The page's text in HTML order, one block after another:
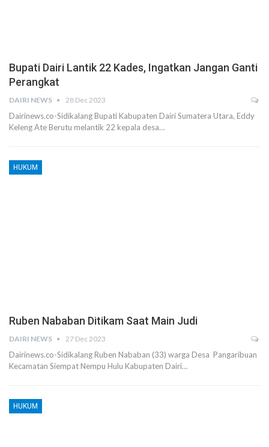
Bupati Dairi Lantik 22 Kades, Ingatkan Jangan Ganti
Perangkat
DAIRI NEWS 28 Dec 2023
Dairinews.co-Sidikalang Bupati Kabupaten Dairi Sumatera Utara, Eddy
Keleng Ate Berutu melantik 22 kepala desa…
HUKUM
Ruben Nababan Ditikam Saat Main Judi
DAIRI NEWS 27 Dec 2023
Dairinews.co-Sidikalang Ruben Nababan (33) warga Desa Pangaribuan
Kecamatan Siempat Nempu Hulu Kabupaten Dairi…
HUKUM